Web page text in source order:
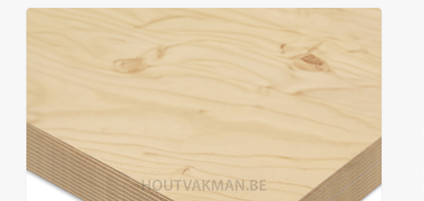
Tellerkopschroeven
Vlonderschroeven
Verzinkte schroeven
Zwarte schroeven
Alle vijzen
Paalhouders
Stelplaten
Hoekankers
Terrasdragers
B-fix
Verbindingsstukken
Houten pennen